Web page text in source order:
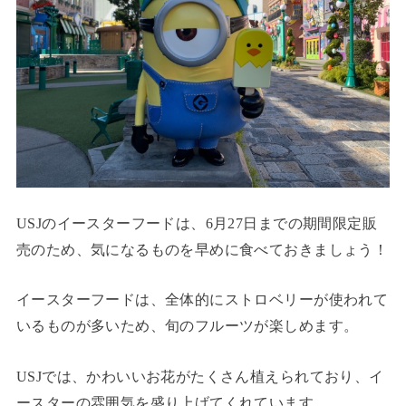
USJのイースターフードは、6月27日までの期間限定販
売のため、気になるものを早めに食べておきましょう！
イースターフードは、全体的にストロベリーが使われて
いるものが多いため、旬のフルーツが楽しめます。
USJでは、かわいいお花がたくさん植えられており、イ
ースターの雰囲気を盛り上げてくれています。